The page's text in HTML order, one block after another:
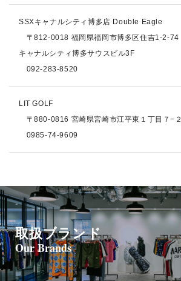
SSXキャナルシティ博多店 Double Eagle
〒812-0018 福岡県福岡市博多区住吉1-2-74
キャナルシティ博多サウスビル3F
092-283-8520
LIT GOLF
〒880-0816 宮崎県宮崎市江平東１丁目７−２
0985-74-9609
取扱ブランド
Our Brands